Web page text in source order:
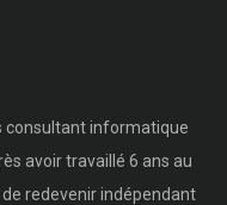
consultant informatique
avoir travaillé 6 ans au
redevenir indépendant